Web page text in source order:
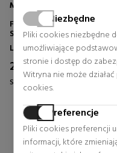
Niezbędne
Pliki cookies niezbędne
umożliwiające
stronie i dostęp do
Witryna nie może
cookies.
Preferencje
Pliki cookies preferencji
informacji, które
MOLTON BROWN
FIERY PINK PEPPER BATH &
SHOWER GEL
Linie kapielowe dla kobiet
21,37 € 29% Rabat
Stała cena 30,00 €